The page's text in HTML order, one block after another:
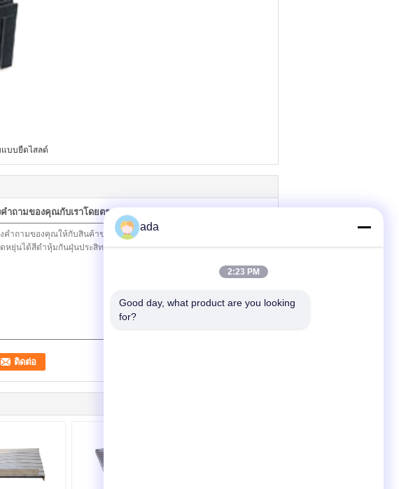
บบยืดไสลด์
คำถามของคุณกับเราโดยตรง
ada
2:23 PM
Good day, what product are you looking
for?